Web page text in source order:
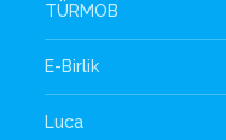
TÜRMOB
E-Birlik
Luca